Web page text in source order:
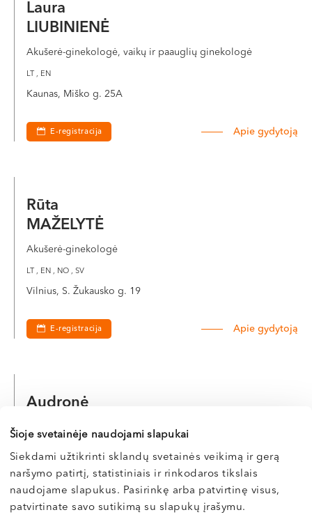
Šioje svetainėje naudojami slapukai
Siekdami užtikrinti sklandų svetainės veikimą ir gerą
naršymo patirtį, statistiniais ir rinkodaros tikslais
naudojame slapukus. Pasirinkę arba patvirtinę visus,
patvirtinate savo sutikimą su slapukų įrašymu.
Laura
LIUBINIENĖ
Akušerė-ginekologė, vaikų ir paauglių ginekologė
LT , EN
Kaunas, Miško g. 25A
E-registracija Apie gydytoją
Rūta
MAŽELYTĖ
Akušerė-ginekologė
LT , EN , NO , SV
Vilnius, S. Žukausko g. 19
E-registracija Apie gydytoją
Audronė
LT , RU
Vilnius, S. Žukausko g. 19